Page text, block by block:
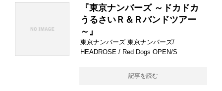
『東京ナンバーズ ～ドカドカ
うるさいＲ＆Ｒバンドツアー
～』
東京ナンバーズ 東京ナンバーズ/
HEADROSE / Red Dogs OPEN/S
記事を読む